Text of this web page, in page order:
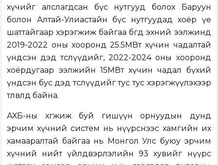
хүчийг алслагдсан бүс нутгууд болох Баруун
болон Алтай-Улиастайн бүс нутгуудад хоёр үе
шаттайгаар хэрэгжиж байгаа бөгөөд эхний ээлжинд
2019-2022 оны хооронд 25.5МВт хүчин чадалтай
үндсэн дэд төслүүдийг, 2022-2024 оны хооронд
хоёрдугаар ээлжийн 15МВт хүчин чадал бүхий
үндсэн бус дэд төслүүдийг тус тус хэрэгжүүлэхээр
төлөвлөөд байна.
АХБ-ны хөгжиж буй гишүүн орнуудын дунд
эрчим хүчний систем нь нүүрснээс хамгийн их
хамааралтай байгаа нь Монгол Улс буюу эрчим
хүчний нийт үйлдвэрлэлийн 93 хувийг нүүрс